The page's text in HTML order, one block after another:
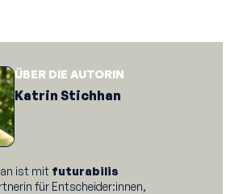
ÜBER DIE AUTORIN
Katrin Stichhan
ist mit futurabilis
für Entscheider:innen,